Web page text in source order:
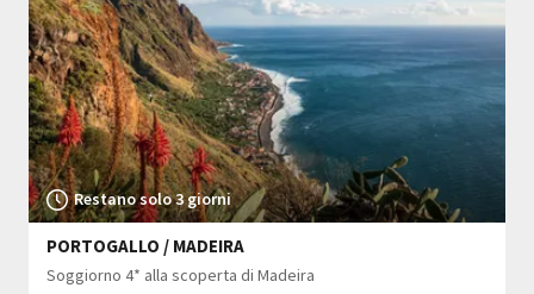
Restano solo 3 giorni
PORTOGALLO / MADEIRA
Soggiorno 4* alla scoperta di Madeira